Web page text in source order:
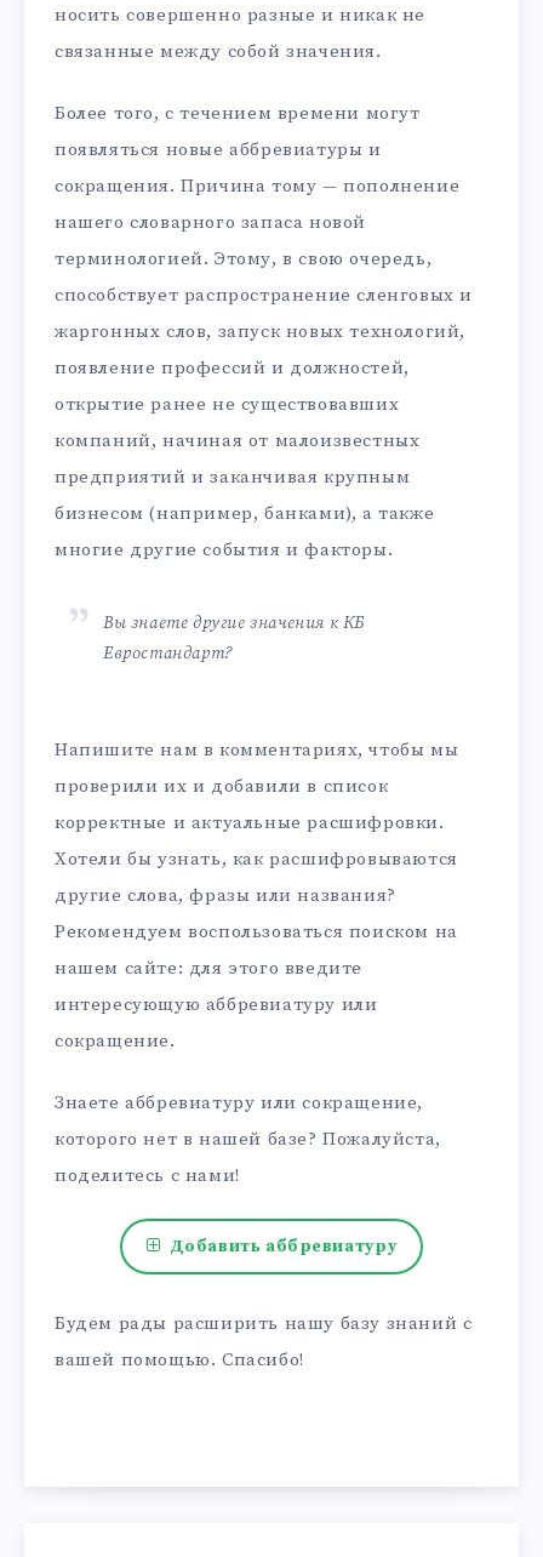
носить совершенно разные и никак не
связанные между собой значения.
Более того, с течением времени могут
появляться новые аббревиатуры и
сокращения. Причина тому — пополнение
нашего словарного запаса новой
терминологией. Этому, в свою очередь,
способствует распространение сленговых и
жаргонных слов, запуск новых технологий,
появление профессий и должностей,
открытие ранее не существовавших
компаний, начиная от малоизвестных
предприятий и заканчивая крупным
бизнесом (например, банками), а также
многие другие события и факторы.
Вы знаете другие значения к КБ
Евростандарт?
Напишите нам в комментариях, чтобы мы
проверили их и добавили в список
корректные и актуальные расшифровки.
Хотели бы узнать, как расшифровываются
другие слова, фразы или названия?
Рекомендуем воспользоваться поиском на
нашем сайте: для этого введите
интересующую аббревиатуру или
сокращение.
Знаете аббревиатуру или сокращение,
которого нет в нашей базе? Пожалуйста,
поделитесь с нами!
Добавить аббревиатуру
Будем рады расширить нашу базу знаний с
вашей помощью. Спасибо!